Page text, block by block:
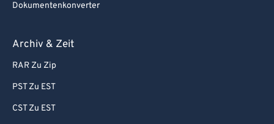
Dokumentenkonverter
Archiv & Zeit
RAR Zu Zip
PST Zu EST
CST Zu EST